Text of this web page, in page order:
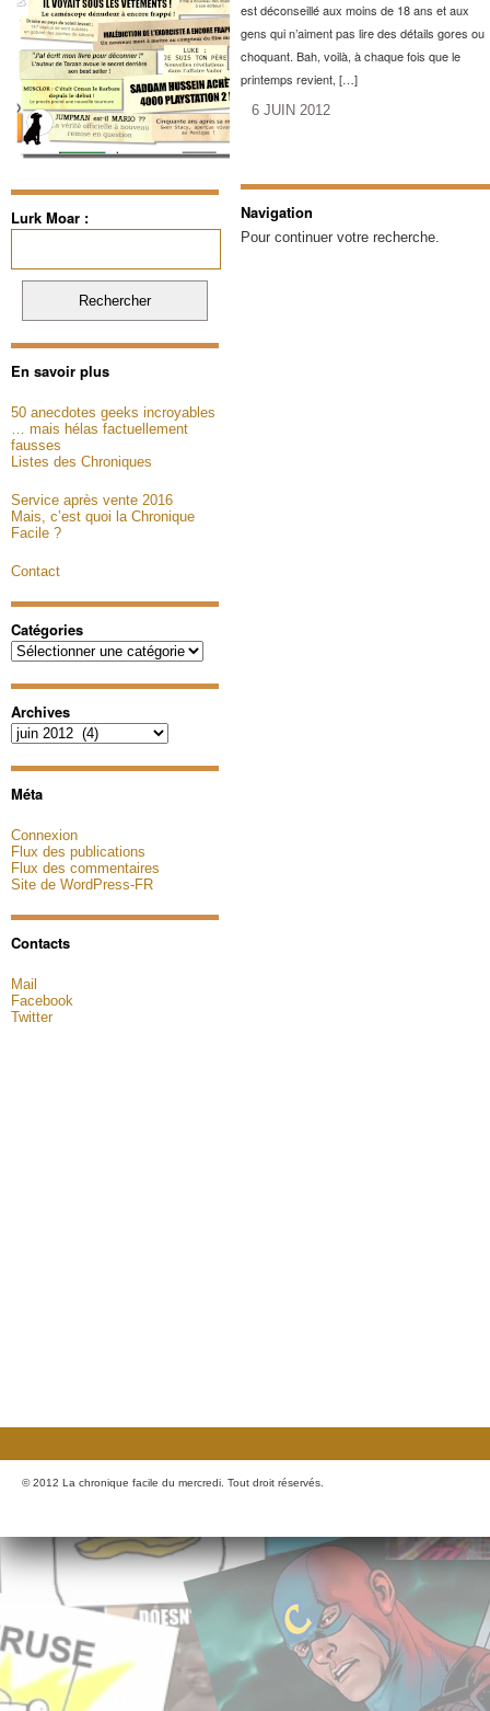
Lurk Moar :
En savoir plus
50 anecdotes geeks incroyables
… mais hélas factuellement
fausses
Listes des Chroniques
Service après vente 2016
Mais, c’est quoi la Chronique
Facile ?
Contact
Catégories
Catégories
Archives
Archives
Méta
Connexion
Flux des publications
Flux des commentaires
Site de WordPress-FR
Contacts
Mail
Facebook
Twitter
est déconseillé aux moins de 18 ans et aux
gens qui n’aiment pas lire des détails gores ou
choquant. Bah, voilà, à chaque fois que le
printemps revient, […]
6 JUIN 2012
Navigation
Pour continuer votre recherche.
© 2012 La chronique facile du mercredi. Tout droit réservés.